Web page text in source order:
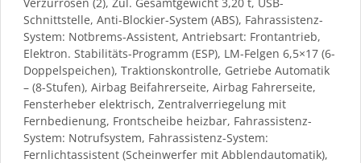
Verzurrösen (2), Zul. Gesamtgewicht 3,20 t, USB-
Schnittstelle, Anti-Blockier-System (ABS), Fahrassistenz-
System: Notbrems-Assistent, Antriebsart: Frontantrieb,
Elektron. Stabilitäts-Programm (ESP), LM-Felgen 6,5×17 (6-
Doppelspeichen), Traktionskontrolle, Getriebe Automatik
– (8-Stufen), Airbag Beifahrerseite, Airbag Fahrerseite,
Fensterheber elektrisch, Zentralverriegelung mit
Fernbedienung, Frontscheibe heizbar, Fahrassistenz-
System: Notrufsystem, Fahrassistenz-System:
Fernlichtassistent (Scheinwerfer mit Abblendautomatik),